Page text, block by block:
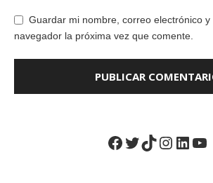
Guardar mi nombre, correo electrónico
navegador la próxima vez que comente.
Facebook
Twitter
TikTok